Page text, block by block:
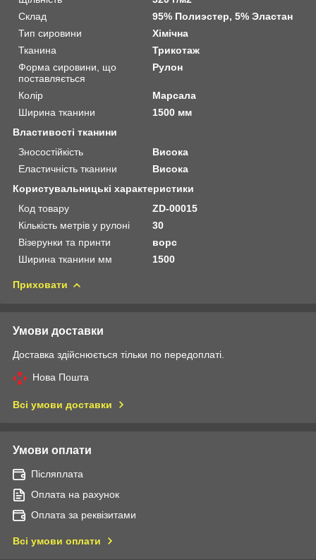
Склад
95% Полиэстер, 5% Эластан
Тип сировини
Хімічна
Тканина
Трикотаж
Форма сировини, що
поставляється
Рулон
Колір
Марсала
Ширина тканини
1500 мм
Властивості тканини
Зносостійкість
Висока
Еластичність тканини
Висока
Користувальницькі характеристики
Код товару
ZD-00015
Кількість метрів у рулоні
30
Візерунки та принти
ворс
Ширина тканини мм
1500
Приховати
Умови доставки
Доставка здійснюється тільки по передоплаті.
Нова Пошта
Всі умови доставки
Умови оплати
Післяплата
Оплата на рахунок
Оплата за реквізитами
Всі умови оплати